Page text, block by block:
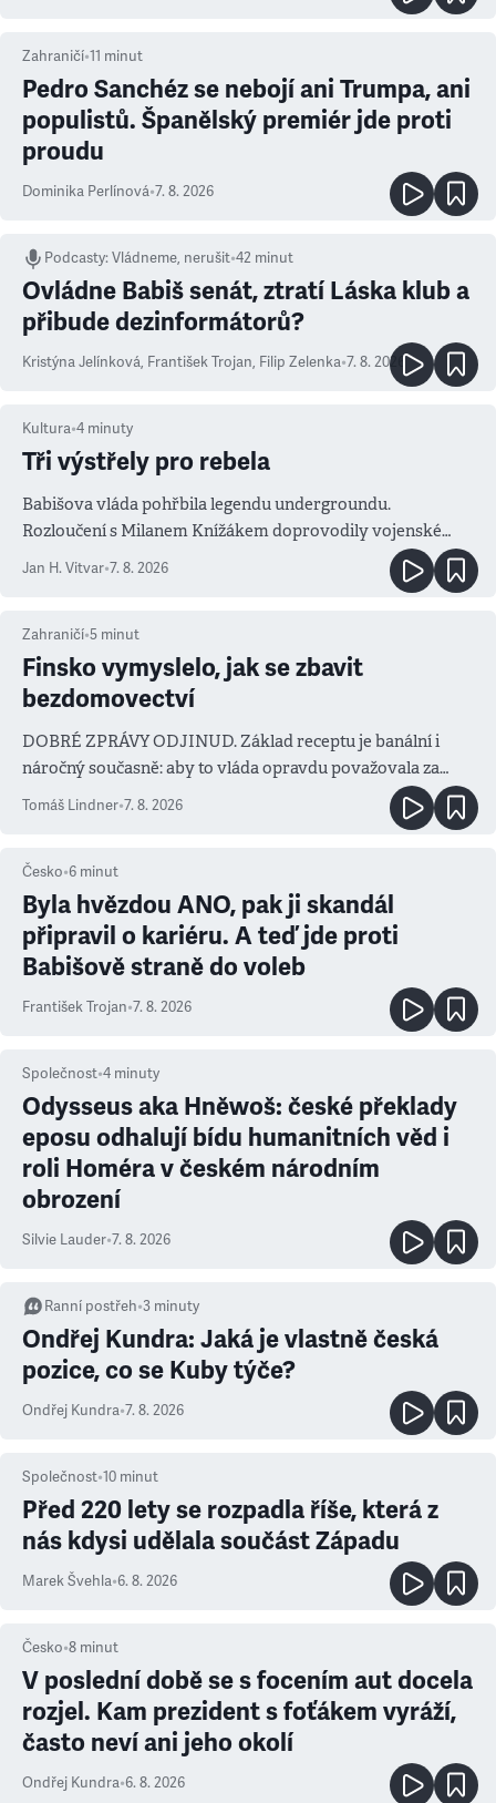
Zahraničí•11 minut
Pedro Sanchéz se nebojí ani Trumpa, ani
populistů. Španělský premiér jde proti
proudu
Dominika Perlínová•7. 8. 2026
Podcasty:Vládneme, nerušit•42 minut
Ovládne Babiš senát, ztratí Láska klub a
přibude dezinformátorů?
Kristýna Jelínková, František Trojan, Filip Zelenka•7. 8. 2026
Kultura•4 minuty
Tři výstřely pro rebela
Babišova vláda pohřbila legendu undergroundu.
Rozloučení s Milanem Knížákem doprovodily vojenské
salvy i kritika pokrokářů
Jan H. Vitvar•7. 8. 2026
Zahraničí•5 minut
Finsko vymyslelo, jak se zbavit
bezdomovectví
DOBRÉ ZPRÁVY ODJINUD. Základ receptu je banální i
náročný současně: aby to vláda opravdu považovala za
prioritu
Tomáš Lindner•7. 8. 2026
Česko•6 minut
Byla hvězdou ANO, pak ji skandál
připravil o kariéru. A teď jde proti
Babišově straně do voleb
František Trojan•7. 8. 2026
Společnost•4 minuty
Odysseus aka Hněwoš: české překlady
eposu odhalují bídu humanitních věd i
roli Homéra v českém národním
obrození
Silvie Lauder•7. 8. 2026
Ranní postřeh•3 minuty
Ondřej Kundra: Jaká je vlastně česká
pozice, co se Kuby týče?
Ondřej Kundra•7. 8. 2026
Společnost•10 minut
Před 220 lety se rozpadla říše, která z
nás kdysi udělala součást Západu
Marek Švehla•6. 8. 2026
Česko•8 minut
V poslední době se s focením aut docela
rozjel. Kam prezident s foťákem vyráží,
často neví ani jeho okolí
Ondřej Kundra•6. 8. 2026